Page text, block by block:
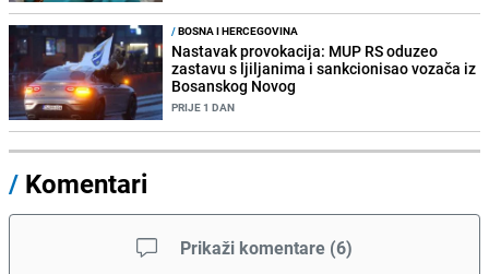
/BOSNA I HERCEGOVINA
Nastavak provokacija: MUP RS oduzeo
zastavu s ljiljanima i sankcionisao vozača iz
Bosanskog Novog
PRIJE 1 DAN
/ Komentari
Prikaži komentare (6)